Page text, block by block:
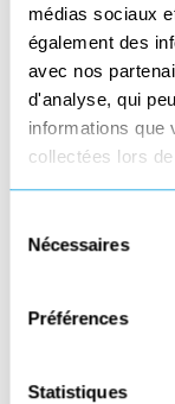
médias sociaux
également des
avec nos
d'analyse, qui
informations que
collectées lors
Nécessaires
Préférences
Statistiques
Téléphone*
Pays*
Code postal*